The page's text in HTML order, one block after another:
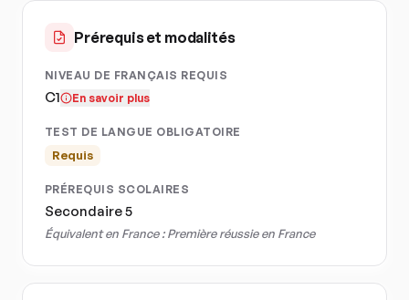
Prérequis et modalités
NIVEAU DE FRANÇAIS REQUIS
C1 En savoir plus
TEST DE LANGUE OBLIGATOIRE
Requis
PRÉREQUIS SCOLAIRES
Secondaire 5
Équivalent en France :Première réussie en France